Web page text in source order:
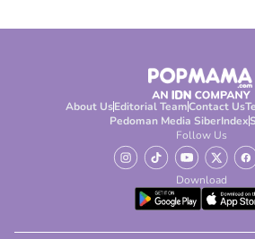
About UsEditorial TeamContact Us
Pedoman Media SiberIndex
Follow Us
Download